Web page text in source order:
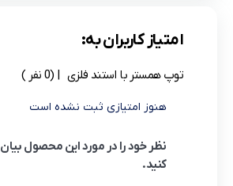
امتیاز کاربران به:
توپ همستر با استند فلزی | (0 نفر )
هنوز امتیازی ثبت نشده است
نظر خود را در مورد این محصول بیان
کنید.